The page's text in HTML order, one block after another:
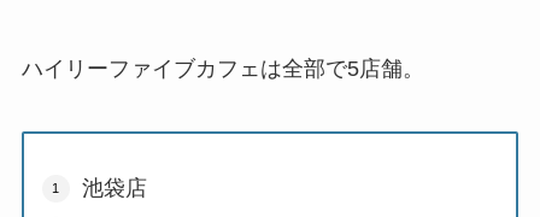
ハイリーファイブカフェは全部で5店舗。
池袋店